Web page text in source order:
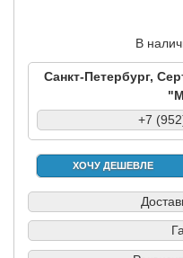
В
Санкт-Петербург,
+7
ХОЧУ ДЕШЕВЛЕ